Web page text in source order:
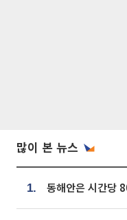
많이 본 뉴스
1.